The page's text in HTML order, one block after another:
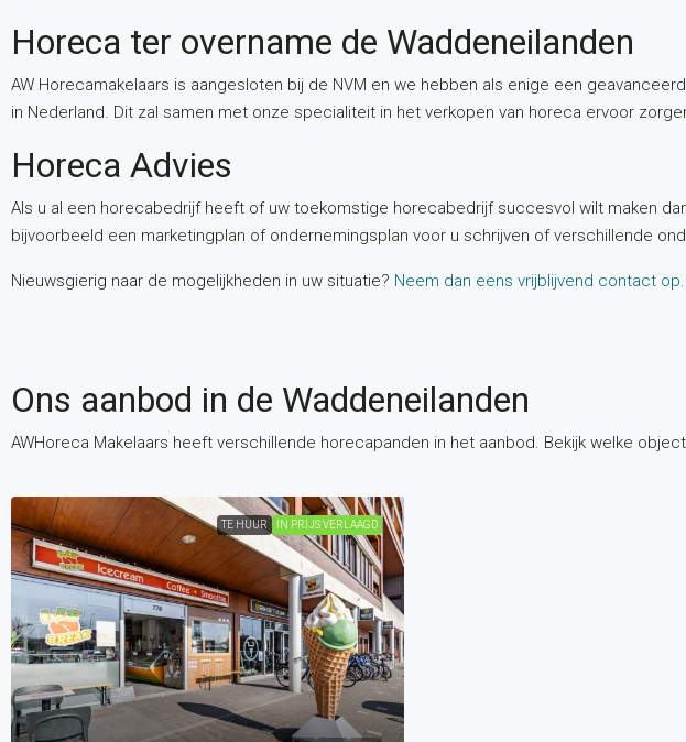
Horeca ter overname de Waddeneilanden
AW Horecamakelaars is aangesloten bij de NVM en we hebben als enige een
in Nederland. Dit zal samen met onze specialiteit in het verkopen van horeca ervoor
Horeca Advies
Als u al een horecabedrijf heeft of uw toekomstige horecabedrijf succesvol wilt maken
bijvoorbeeld een marketingplan of ondernemingsplan voor u schrijven of verschillende
Nieuwsgierig naar de mogelijkheden in uw situatie? Neem dan eens vrijblijvend contact op.
Ons aanbod in de Waddeneilanden
AWHoreca Makelaars heeft verschillende horecapanden in het aanbod. Bekijk welke
TE HUUR IN PRIJS VERLAAGD